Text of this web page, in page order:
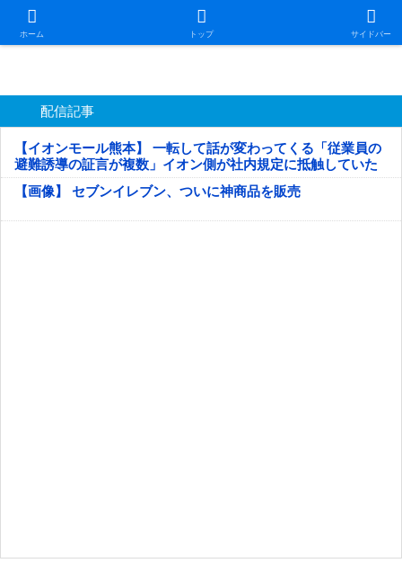
ホーム トップ サイドバー
日本第一！ニュース録
配信記事
【イオンモール熊本】 一転して話が変わってくる「従業員の
避難誘導の証言が複数」イオン側が社内規定に抵触していた
疑い
【画像】 セブンイレブン、ついに神商品を販売